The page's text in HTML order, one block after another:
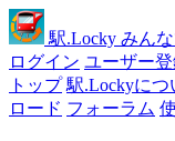
駅.Locky みん
ログイン ユーザー
トップ 駅.Lockyにつ
ロード フォーラム